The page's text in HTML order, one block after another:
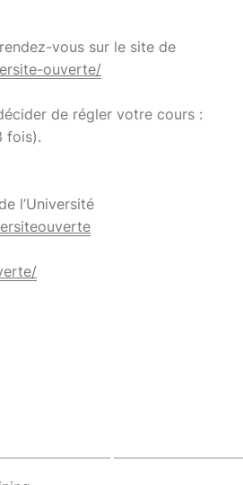
vous sur le site de
ouverte/
de régler votre cours :
fois).
l’Université